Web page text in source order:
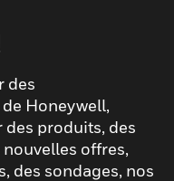
des
Honeywell,
produits, des
offres,
des sondages, nos